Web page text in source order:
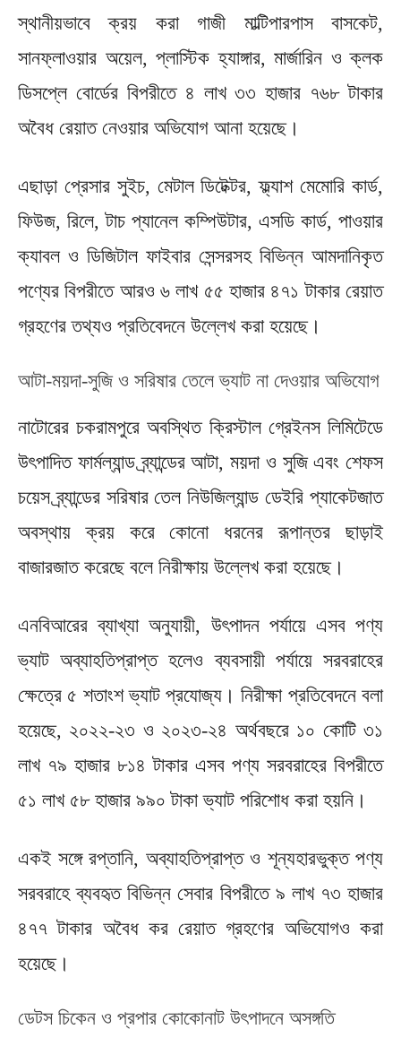
স্থানীয়ভাবে ক্রয় করা গাজী মাল্টিপারপাস বাসকেট,
সানফ্লাওয়ার অয়েল, প্লাস্টিক হ্যাঙ্গার, মার্জারিন ও ক্লক
ডিসপ্লে বোর্ডের বিপরীতে ৪ লাখ ৩৩ হাজার ৭৬৮ টাকার
অবৈধ রেয়াত নেওয়ার অভিযোগ আনা হয়েছে।
এছাড়া প্রেসার সুইচ, মেটাল ডিটেক্টর, ফ্ল্যাশ মেমোরি কার্ড,
ফিউজ, রিলে, টাচ প্যানেল কম্পিউটার, এসডি কার্ড, পাওয়ার
ক্যাবল ও ডিজিটাল ফাইবার সেন্সরসহ বিভিন্ন আমদানিকৃত
পণ্যের বিপরীতে আরও ৬ লাখ ৫৫ হাজার ৪৭১ টাকার রেয়াত
গ্রহণের তথ্যও প্রতিবেদনে উল্লেখ করা হয়েছে।
আটা-ময়দা-সুজি ও সরিষার তেলে ভ্যাট না দেওয়ার অভিযোগ
নাটোরের চকরামপুরে অবস্থিত ক্রিস্টাল গ্রেইনস লিমিটেডে
উৎপাদিত ফার্মল্যান্ড ব্র্যান্ডের আটা, ময়দা ও সুজি এবং শেফস
চয়েস ব্র্যান্ডের সরিষার তেল নিউজিল্যান্ড ডেইরি প্যাকেটজাত
অবস্থায় ক্রয় করে কোনো ধরনের রূপান্তর ছাড়াই
বাজারজাত করেছে বলে নিরীক্ষায় উল্লেখ করা হয়েছে।
এনবিআরের ব্যাখ্যা অনুযায়ী, উৎপাদন পর্যায়ে এসব পণ্য
ভ্যাট অব্যাহতিপ্রাপ্ত হলেও ব্যবসায়ী পর্যায়ে সরবরাহের
ক্ষেত্রে ৫ শতাংশ ভ্যাট প্রযোজ্য। নিরীক্ষা প্রতিবেদনে বলা
হয়েছে, ২০২২-২৩ ও ২০২৩-২৪ অর্থবছরে ১০ কোটি ৩১
লাখ ৭৯ হাজার ৮১৪ টাকার এসব পণ্য সরবরাহের বিপরীতে
৫১ লাখ ৫৮ হাজার ৯৯০ টাকা ভ্যাট পরিশোধ করা হয়নি।
একই সঙ্গে রপ্তানি, অব্যাহতিপ্রাপ্ত ও শূন্যহারভুক্ত পণ্য
সরবরাহে ব্যবহৃত বিভিন্ন সেবার বিপরীতে ৯ লাখ ৭৩ হাজার
৪৭৭ টাকার অবৈধ কর রেয়াত গ্রহণের অভিযোগও করা
হয়েছে।
ডেটস চিকেন ও প্রপার কোকোনাট উৎপাদনে অসঙ্গতি